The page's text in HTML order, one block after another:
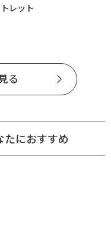
レット
る
たにおすすめ